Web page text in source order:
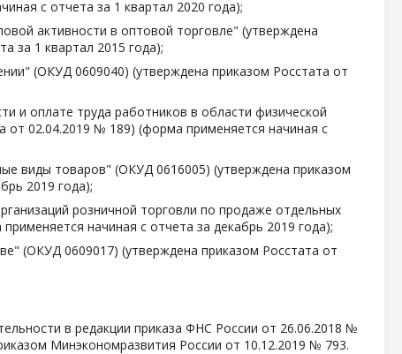
с отчета за 1 квартал 2020 года);
активности в оптовой торговле" (утверждена
за 1 квартал 2015 года);
(ОКУД 0609040) (утверждена приказом Росстата от
и оплате труда работников в области физической
от 02.04.2019 № 189) (форма применяется начиная с
виды товаров" (ОКУД 0616005) (утверждена приказом
2019 года);
розничной торговли по продаже отдельных
начиная с отчета за декабрь 2019 года);
(ОКУД 0609017) (утверждена приказом Росстата от
в редакции приказа ФНС России от 26.06.2018 №
Минэкономразвития России от 10.12.2019 № 793.